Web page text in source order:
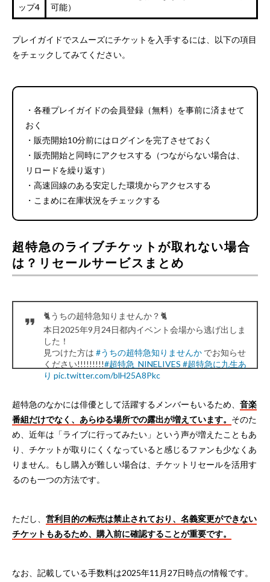
ップ4
可能）
プレイガイドでスムーズにチケットを入手するには、以下の項目
をチェックしてみてください。
・各種プレイガイドの会員登録（無料）を事前に済ませて
おく
・販売開始10分前にはログインを完了させておく
・販売開始と同時にアクセスする（つながらない場合は、
リロードを繰り返す）
・高速回線のある安定した環境からアクセスする
・こまめに在庫状況をチェックする
超特急のライブチケットが取れない場合
は？リセールサービスまとめ
🐈うちの超特急知りませんか？🐈
本日2025年9月24日都内イベント会場から逃げ出しま
した！
見つけた方は #うちの超特急知りませんか でお知らせ
ください!!!!!!!!!#超特急_NINELIVES #超特急に九生あ
り pic.twitter.com/blH25A8Pkc
超特急のなかには俳優として活躍するメンバーもいるため、 音楽
番組だけでなく、あらゆる場所での露出が増えています。 そのた
め、近年は「ライブに行ってみたい」という声が増えたこともあ
り、チケットが取りにくくなっていると感じるファンも少なくあ
りません。もし購入が難しい場合は、チケットリセールを活用す
るのも一つの方法です。
ただし、 営利目的の転売は禁止されており、名義変更ができない
チケットもあるため、購入前に確認することが重要です。
なお、記載している手数料は2025年11月27日時点の情報です。